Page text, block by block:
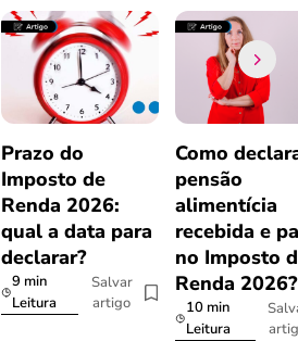
Prazo do
Imposto de
Renda 2026:
qual a data para
declarar?
9 min
Leitura
Salvar
artigo
Como
pensão
alimentícia
recebida e
no Imposto
Renda
10 min
Leitura